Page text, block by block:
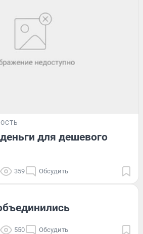
для дешевого
359 Обсудить
550 Обсудить